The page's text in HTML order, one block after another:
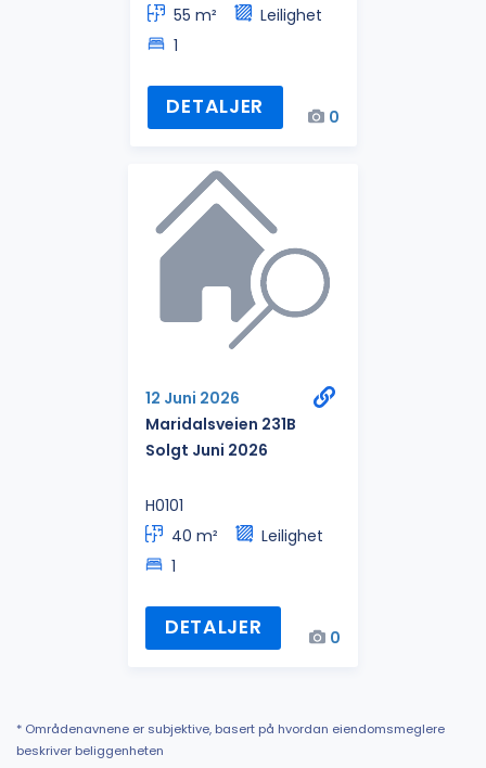
55 m²
Leilighet
1
DETALJER 0
12 Juni 2026
Maridalsveien 231B
Solgt Juni 2026
H0101
40 m²
Leilighet
1
DETALJER 0
* Områdenavnene er subjektive, basert på hvordan eiendomsmeglere
beskriver beliggenheten